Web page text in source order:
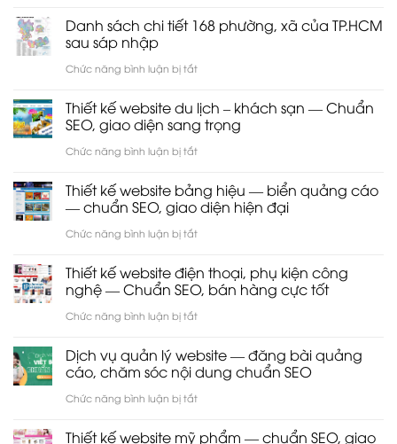
5W1H2C5M
video
Youtube
vào
WordPress
vụ
𝐖𝐄𝐁𝐒𝐈𝐓𝐄
chuyên
chuẩn
seo
tại
𝐃𝐄𝐒𝐈𝐆𝐍
Danh sách chi tiết 168 phường, xã của TP.HCM
sau sáp nhập
Chức năng bình luận bị tắtở
sách
168
phường,
của
TP.HCM
sau
nhập
Thiết kế website du lịch – khách sạn — Chuẩn
SEO, giao diện sang trọng
Chức năng bình luận bị tắtở
kế
lịch
–
sạn
—
Chuẩn
Thiết kế website bảng hiệu — biển quảng cáo
— chuẩn SEO, giao diện hiện đại
Chức năng bình luận bị tắtở
kế
hiệu
—
quảng
Thiết kế website điện thoại, phụ kiện công
nghệ — Chuẩn SEO, bán hàng cực tốt
Chức năng bình luận bị tắtở
kế
thoại,
Dịch vụ quản lý website — đăng bài quảng
cáo, chăm sóc nội dung chuẩn SEO
Chức năng bình luận bị tắtở
Thiết kế website mỹ phẩm — chuẩn SEO, giao